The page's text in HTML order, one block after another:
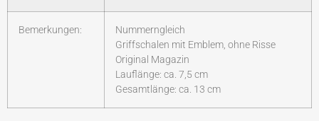
Bemerkungen:
Nummerngleich
Griffschalen mit Emblem, ohne Risse
Original Magazin
Lauflänge: ca. 7,5 cm
Gesamtlänge: ca. 13 cm